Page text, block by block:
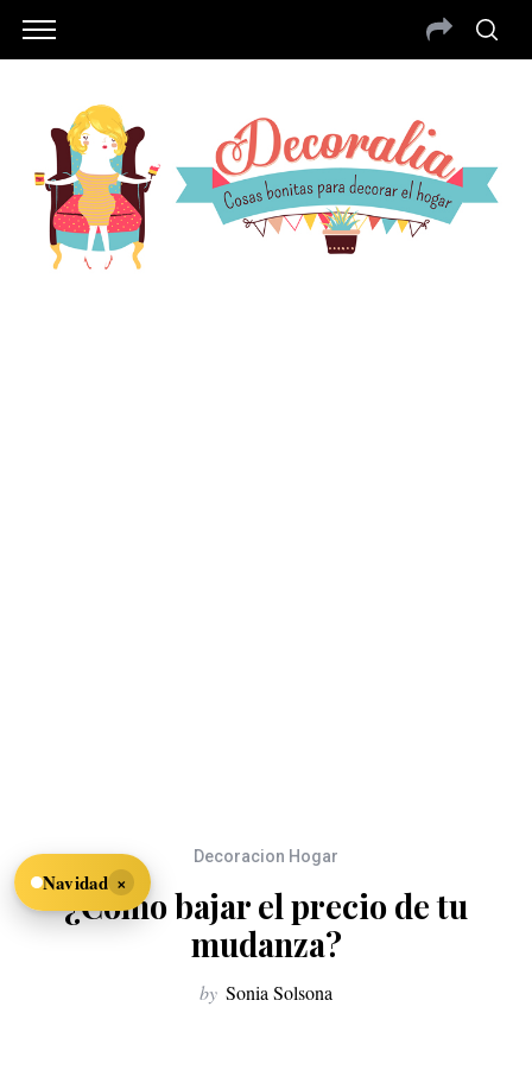
Decoracion Hogar
¿Cómo bajar el precio de tu
mudanza?
by Sonia Solsona
Navidad ×